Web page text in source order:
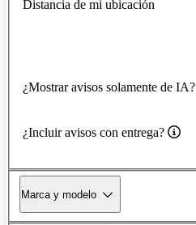
Distancia de mi ubicación
¿Mostrar avisos solamente de IA?
¿Incluir avisos con entrega?
Marca y modelo